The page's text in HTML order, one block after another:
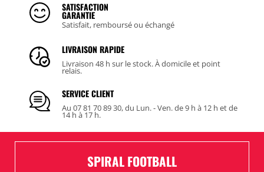
SATISFACTION
GARANTIE
Satisfait, remboursé ou échangé
LIVRAISON RAPIDE
Livraison 48 h sur le stock. À domicile et point
relais.
SERVICE CLIENT
Au 07 81 70 89 30, du Lun. - Ven. de 9 h à 12 h et de
14 h à 17 h.
SPIRAL FOOTBALL